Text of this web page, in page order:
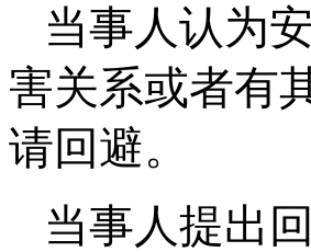
当事人认为
害关系或者有
请回避。
当事人提出